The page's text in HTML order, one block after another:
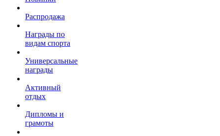
Распродажа
Награды по
видам спорта
Универсальные
награды
Активный
отдых
Дипломы и
грамоты